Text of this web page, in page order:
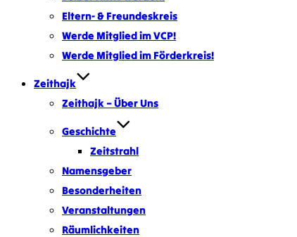
Eltern- & Freundeskreis
Werde Mitglied im VCP!
Werde Mitglied im Förderkreis!
Zeithajk
Zeithajk – Über Uns
Geschichte
Zeitstrahl
Namensgeber
Besonderheiten
Veranstaltungen
Räumlichkeiten